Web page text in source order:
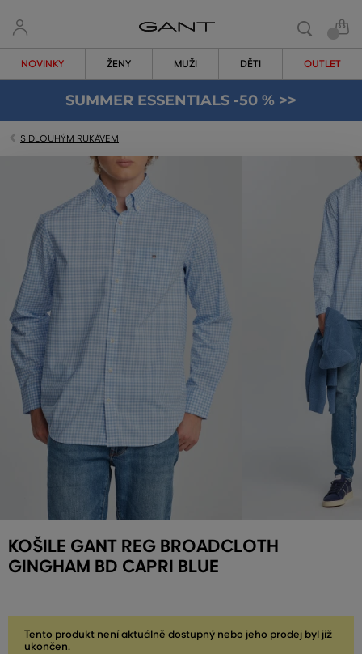
NOVINKY ŽENY MUŽI DĚTI OUTLET
SUMMER ESSENTIALS -50 % >>
S DLOUHÝM RUKÁVEM
KOŠILE GANT REG BROADCLOTH
GINGHAM BD CAPRI BLUE
Tento produkt není aktuálně dostupný nebo jeho prodej byl již
ukončen.